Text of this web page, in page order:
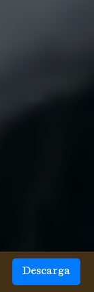
Descarga